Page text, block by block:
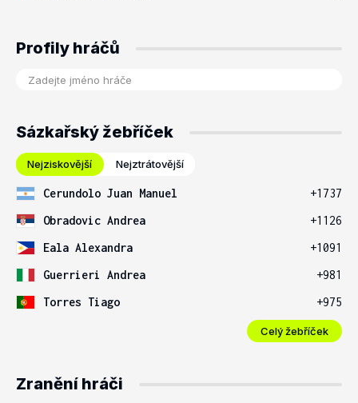
Profily hráčů
Sázkařský žebříček
Nejziskovější Nejztrátovější
Cerundolo Juan Manuel
+1737
Obradovic Andrea
+1126
Eala Alexandra
+1091
Guerrieri Andrea
+981
Torres Tiago
+975
Celý žebříček
Zranění hráči